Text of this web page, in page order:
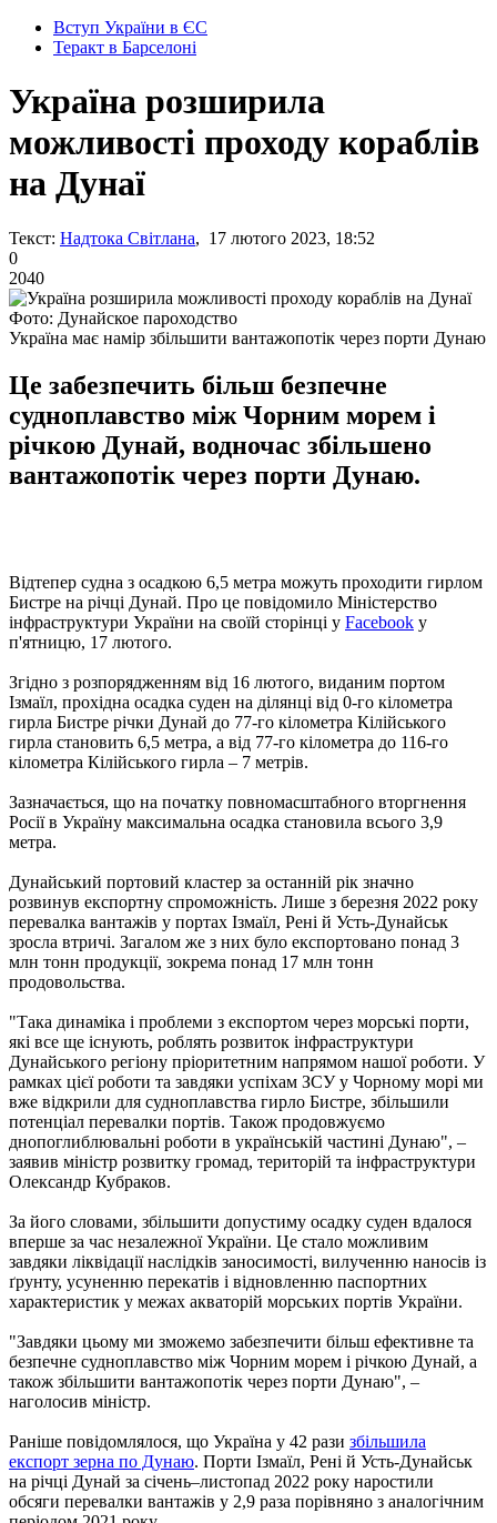
Вступ України в ЄС
Теракт в Барселоні
Україна розширила
можливості проходу кораблів
на Дунаї
Текст: Надтока Світлана, 17 лютого 2023, 18:52
0
2040
Фото: Дунайское пароходство
Україна має намір збільшити вантажопотік через порти Дунаю
Це забезпечить більш безпечне
судноплавство між Чорним морем і
річкою Дунай, водночас збільшено
вантажопотік через порти Дунаю.
Відтепер судна з осадкою 6,5 метра можуть проходити гирлом
Бистре на річці Дунай. Про це повідомило Міністерство
інфраструктури України на своїй сторінці у Facebook у
п'ятницю, 17 лютого.
Згідно з розпорядженням від 16 лютого, виданим портом
Ізмаїл, прохідна осадка суден на ділянці від 0-го кілометра
гирла Бистре річки Дунай до 77-го кілометра Кілійського
гирла становить 6,5 метра, а від 77-го кілометра до 116-го
кілометра Кілійського гирла – 7 метрів.
Зазначається, що на початку повномасштабного вторгнення
Росії в Україну максимальна осадка становила всього 3,9
метра.
Дунайський портовий кластер за останній рік значно
розвинув експортну спроможність. Лише з березня 2022 року
перевалка вантажів у портах Ізмаїл, Рені й Усть-Дунайськ
зросла втричі. Загалом же з них було експортовано понад 3
млн тонн продукції, зокрема понад 17 млн тонн
продовольства.
"Така динаміка і проблеми з експортом через морські порти,
які все ще існують, роблять розвиток інфраструктури
Дунайського регіону пріоритетним напрямом нашої роботи. У
рамках цієї роботи та завдяки успіхам ЗСУ у Чорному морі ми
вже відкрили для судноплавства гирло Бистре, збільшили
потенціал перевалки портів. Також продовжуємо
днопоглиблювальні роботи в українській частині Дунаю", –
заявив міністр розвитку громад, територій та інфраструктури
Олександр Кубраков.
За його словами, збільшити допустиму осадку суден вдалося
вперше за час незалежної України. Це стало можливим
завдяки ліквідації наслідків заносимості, вилученню наносів із
ґрунту, усуненню перекатів і відновленню паспортних
характеристик у межах акваторій морських портів України.
"Завдяки цьому ми зможемо забезпечити більш ефективне та
безпечне судноплавство між Чорним морем і річкою Дунай, а
також збільшити вантажопотік через порти Дунаю", –
наголосив міністр.
Раніше повідомлялося, що Україна у 42 рази збільшила
експорт зерна по Дунаю. Порти Ізмаїл, Рені й Усть-Дунайськ
на річці Дунай за січень–листопад 2022 року наростили
обсяги перевалки вантажів у 2,9 раза порівняно з аналогічним